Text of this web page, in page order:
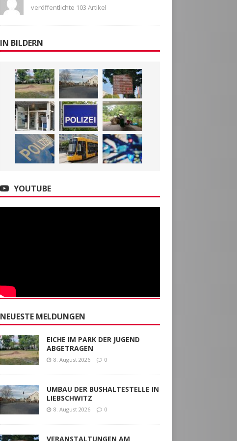
veröffentlichte 103 Artikel
IN BILDERN
YOUTUBE
NEUESTE MELDUNGEN
EICHE IM PARK DER JUGEND
ABGETRAGEN
8. August 2026 0
UMBAU DER BUSHALTESTELLE IN
LIEBSCHWITZ
8. August 2026 0
VERANSTALTUNGEN AM